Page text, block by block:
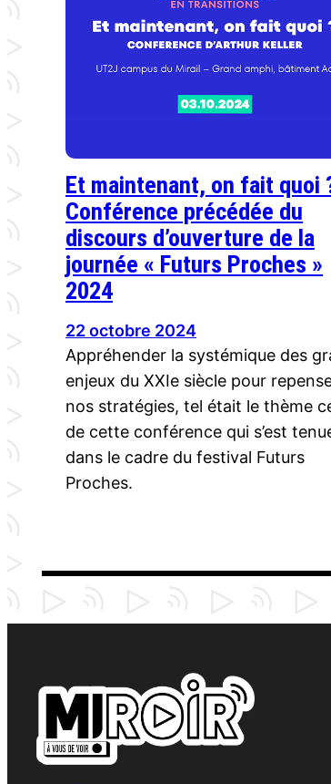
Et maintenant, on fait quoi
Conférence précédée du
discours d’ouverture de la
journée « Futurs Proches »
2024
22 octobre 2024
Appréhender la systémique des
enjeux du XXIe siècle pour
nos stratégies, tel était le thème
de cette conférence qui s’est
dans le cadre du festival Futurs
Proches.